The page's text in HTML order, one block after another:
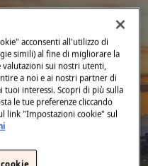
acconsenti all'utilizzo di
simili) al fine di migliorare la
valutazioni sui nostri utenti,
a noi e ai nostri partner di
tuoi interessi. Scopri di più sulla
le tue preferenze cliccando
link "Impostazioni cookie" sul